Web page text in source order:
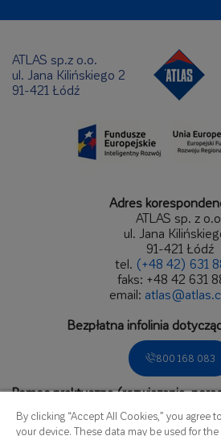
ATLAS sp.z o.o.
ul. Jana Kilińskiego 2
91-421 Łódź
Adres
ATLAS sp. z
ul. Jana
91-421 Łódź
tel. (+48 42) 631
faks: +48 42 631
email:
Bezpłatna infolinia
800 168 083
Pomoc praktyczna (rozwiązania,
Zadzwoń do Biura
By clicking “Accept All Cookies,” you agree
your device. These data may be used for